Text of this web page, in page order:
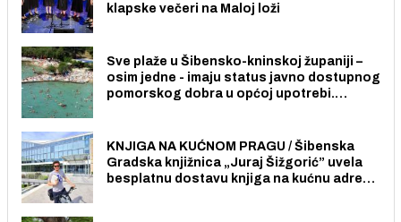
klapske večeri na Maloj loži
Sve plaže u Šibensko-kninskoj županiji –
osim jedne - imaju status javno dostupnog
pomorskog dobra u općoj upotrebi.
KNJIGA NA KUĆNOM PRAGU / Šibenska
Gradska knjižnica „Juraj Šižgorić” uvela
besplatnu dostavu knjiga na kućnu adresu